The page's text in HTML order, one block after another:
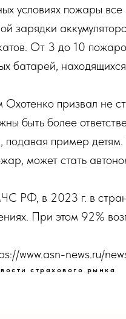
условиях пожары
зарядки
От 3 до 10
батарей,
Охотенко призвал не
быть более
подавая пример
может стать
РФ, в 2023 г. в
При этом 92%
www.asn-news.ru/
страхового рынка